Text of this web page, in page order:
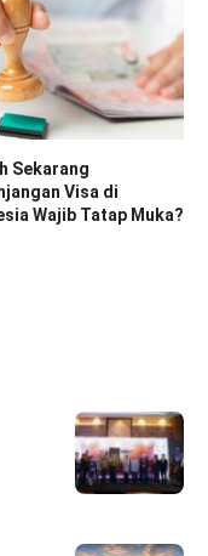
Sekarang
Visa di
Wajib Tatap Muka?